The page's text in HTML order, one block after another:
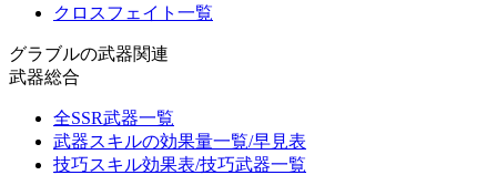
クロスフェイト一覧
グラブルの武器関連
武器総合
全SSR武器一覧
武器スキルの効果量一覧/早見表
技巧スキル効果表/技巧武器一覧